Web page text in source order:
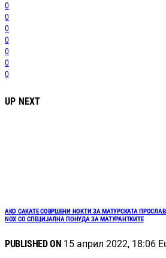
0
0
0
0
0
0
0
UP NEXT
АКО САКАТЕ СОВРШЕНИ НОКТИ ЗА МАТУРСКАТА
NOX СО СПЕЦИЈАЛНА ПОНУДА ЗА МАТУРАНТКИТЕ
PUBLISHED ON 15 април 2022, 18:06